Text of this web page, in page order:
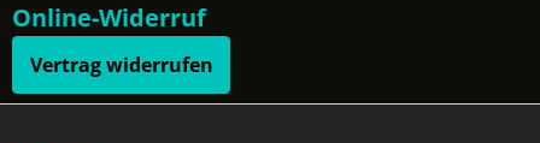
Online-Widerruf
Vertrag widerrufen